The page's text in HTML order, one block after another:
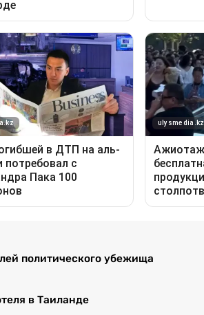
политического убежища
в Таиланде